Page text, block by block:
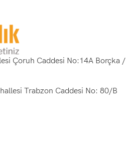
Çoruh Caddesi No:14A Borçka /
Trabzon Caddesi No: 80/B